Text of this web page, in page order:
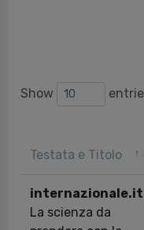
Show
Testata e Titolo
internazionale.it
La scienza da